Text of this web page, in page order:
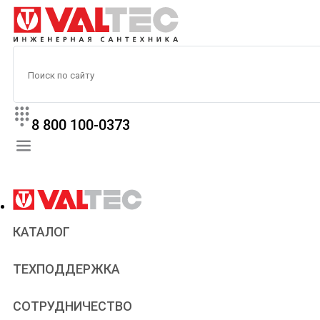
8 800 100-0373
КАТАЛОГ
ТЕХПОДДЕРЖКА
Паспорта и сертификаты
Статьи
СОТРУДНИЧЕСТВО
Сантехникам